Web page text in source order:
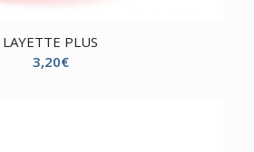
LAYETTE PLUS
3,20€